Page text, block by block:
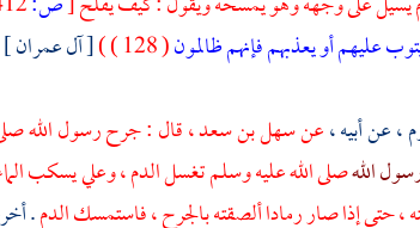
عليهم أو يعذبهم فإنهم ظالمون( 128 ) )
[ آل عمران
،عن أبيه ،عنسهل بن سعد ،قال : جرح رسول الله
اللهصلى الله عليه وسلم تغسل الدم ، وعلي يسكب
حتى إذا صار رمادا ألصقته بالجرح ، فاستمسك الدم.